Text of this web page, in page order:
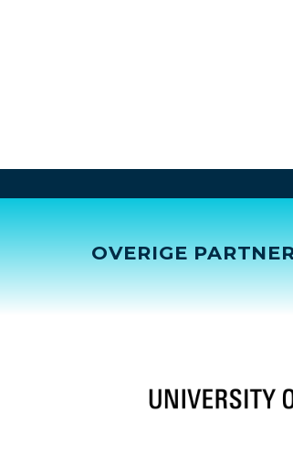
OVERIGE